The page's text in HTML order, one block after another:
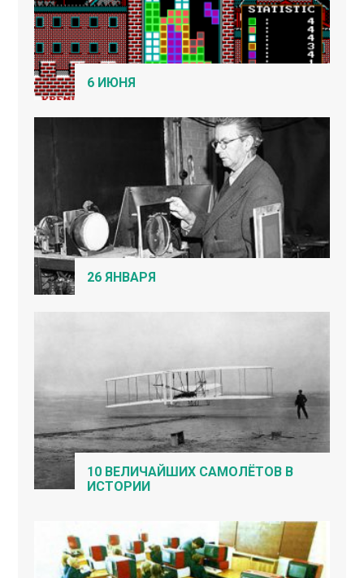
6 ИЮНЯ
26 ЯНВАРЯ
10 ВЕЛИЧАЙШИХ САМОЛЁТОВ В
ИСТОРИИ